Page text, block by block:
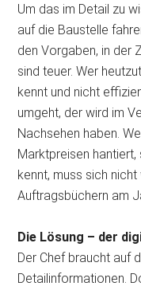
Um das im Detail zu
auf die Baustelle
den Vorgaben, in der
sind teuer. Wer
kennt und nicht
umgeht, der wird im
Nachsehen haben.
Marktpreisen
kennt, muss sich
Auftragsbüchern am
Die Lösung – der
Der Chef braucht auf
Detailinformationen.